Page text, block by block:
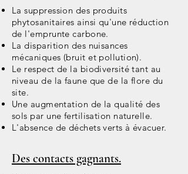
La suppression des produits
phytosanitaires ainsi qu'une réduction
de l'emprunte carbone.
La disparition des nuisances
mécaniques (bruit et pollution).
Le respect de la biodiversité tant au
niveau de la faune que de la flore du
site.
Une augmentation de la qualité des
sols par une fertilisation naturelle.
L'absence de déchets verts à évacuer.
Des contacts gagnants.